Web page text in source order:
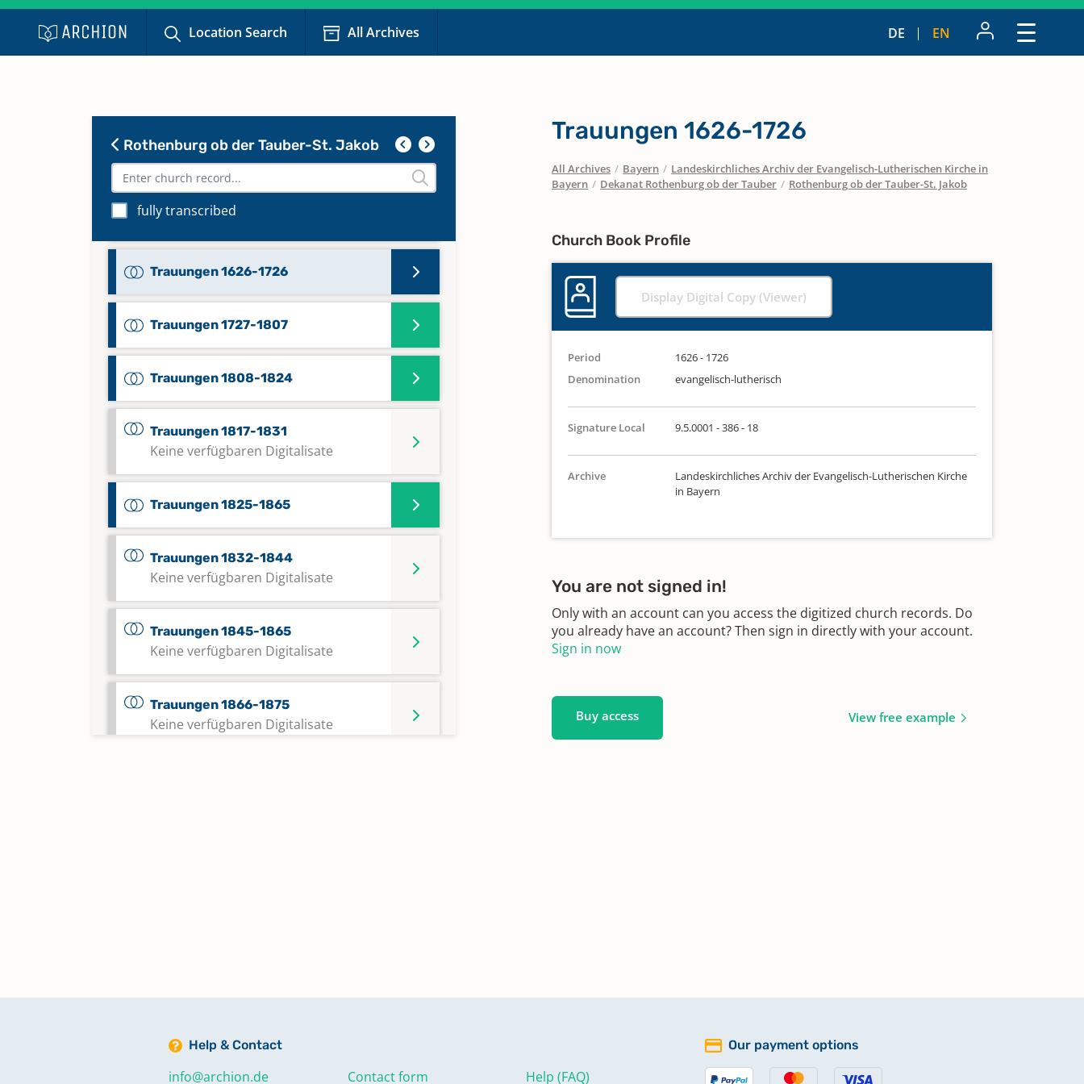
Location Search All Archives DE EN
Rothenburg ob der Tauber-St. Jakob
fully transcribed
Trauungen 1554-1592
Trauungen 1562-1578
Trauungen 1579-1625
Trauungen 1626-1726
Trauungen 1727-1807
Trauungen 1808-1824
Trauungen 1817-1831
Keine verfügbaren Digitalisate
Trauungen 1825-1865
Trauungen 1832-1844
Keine verfügbaren Digitalisate
Trauungen 1845-1865
Keine verfügbaren Digitalisate
Trauungen 1866-1875
Keine verfügbaren Digitalisate
Trauungen 1626-1726
All Archives / Bayern / Landeskirchliches Archiv der Evangelisch-Lutherischen Kirche in
Bayern / Dekanat Rothenburg ob der Tauber / Rothenburg ob der Tauber-St. Jakob
Church Book Profile
Display Digital Copy (Viewer)
Period
1626 - 1726
Denomination
evangelisch-lutherisch
Signature Local 9.5.0001 - 386 - 18
Archive
Landeskirchliches Archiv der Evangelisch-Lutherischen Kirche
in Bayern
You are not signed in!
Only with an account can you access the digitized church records. Do
you already have an account? Then sign in directly with your account.
Sign in now
Buy access View free example
Help & Contact
info@archion.de Contact form Help (FAQ)
Our payment options